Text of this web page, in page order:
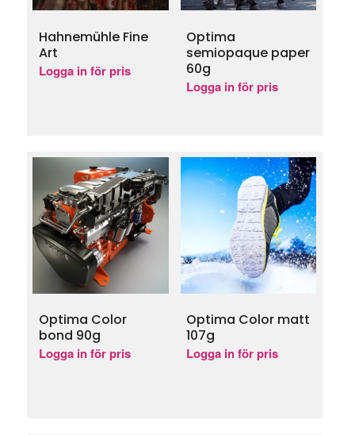
Hahnemühle Fine
Art
Logga in för pris
Optima
semiopaque paper
60g
Logga in för pris
Optima Color
bond 90g
Logga in för pris
Optima Color matt
107g
Logga in för pris